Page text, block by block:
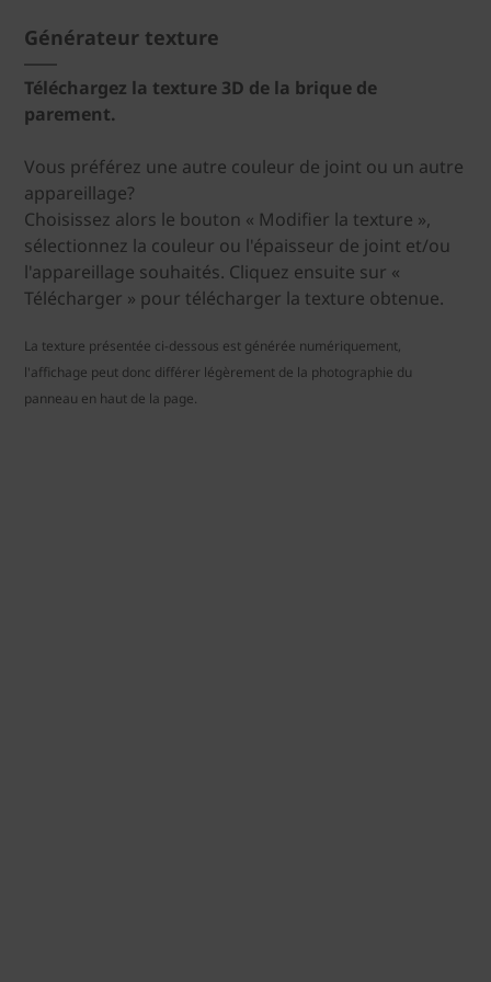
Générateur texture
Téléchargez la texture 3D de la brique de
parement.
Vous préférez une autre couleur de joint ou un autre
appareillage?
Choisissez alors le bouton « Modifier la texture »,
sélectionnez la couleur ou l'épaisseur de joint et/ou
l'appareillage souhaités. Cliquez ensuite sur «
Télécharger » pour télécharger la texture obtenue.
La texture présentée ci-dessous est générée numériquement,
l'affichage peut donc différer légèrement de la photographie du
panneau en haut de la page.